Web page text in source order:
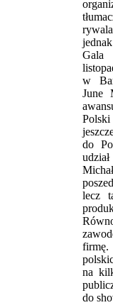
Gala
w
June
do
lecz
na
do